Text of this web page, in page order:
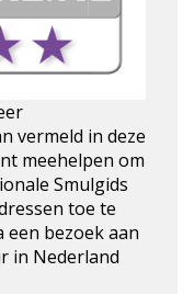
vermeld in deze
meehelpen om
Smulgids
toe te
een bezoek aan
in Nederland